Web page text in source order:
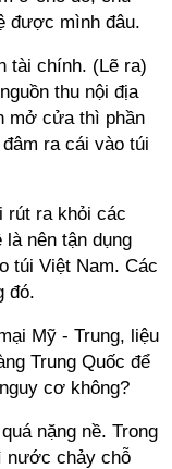
được mình đâu.
tài chính. (Lẽ ra)
thu nội địa
mở cửa thì phần
ra cái vào túi
rút ra khỏi các
là nên tận dụng
túi Việt Nam. Các
đó.
Mỹ - Trung, liệu
Trung Quốc để
cơ không?
nặng nề. Trong
nước chảy chỗ